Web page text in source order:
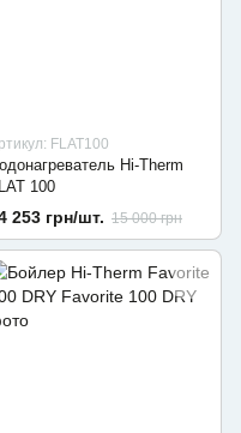
FLAT100
Hi-Therm
100
253 грн/шт. 15 000 грн